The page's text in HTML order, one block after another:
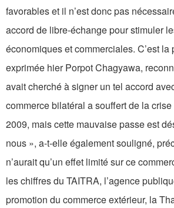
favorables et il n’est donc pas
accord de libre-échange pour stimuler
économiques et commerciales. C’est la
exprimée hier Porpot Chagyawa,
avait cherché à signer un tel accord
commerce bilatéral a souffert de la
2009, mais cette mauvaise passe est
nous », a-t-elle également souligné,
n’aurait qu’un effet limité sur ce
les chiffres du TAITRA, l’agence
promotion du commerce extérieur, la